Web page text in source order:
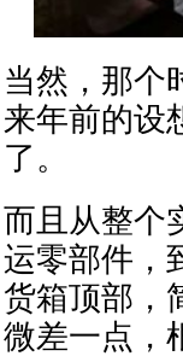
当然，那个
来年前的设
了。
而且从整个
运零部件，
货箱顶部，
微差一点，